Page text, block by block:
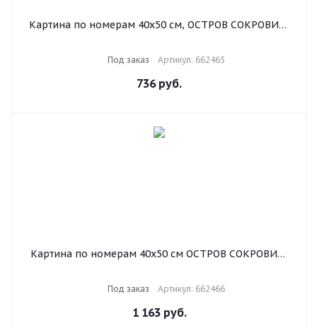
Картина по номерам 40х50 см, ОСТРОВ СОКРОВИЩ
Под заказ Артикул: 662465
736руб.
Картина по номерам 40х50 см ОСТРОВ СОКРОВИЩ
Под заказ Артикул: 662466
1 163руб.